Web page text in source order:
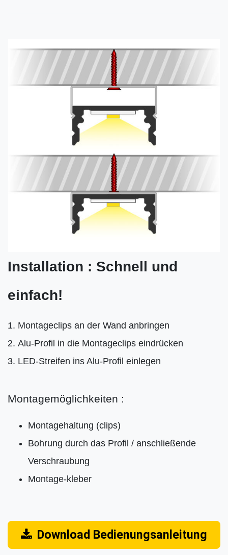
Installation : Schnell und
einfach!
Montageclips an der Wand anbringen
Alu-Profil in die Montageclips eindrücken
LED-Streifen ins Alu-Profil einlegen
Montagemöglichkeiten :
Montagehaltung (clips)
Bohrung durch das Profil / anschließende
Verschraubung
Montage-kleber
Download Bedienungsanleitung